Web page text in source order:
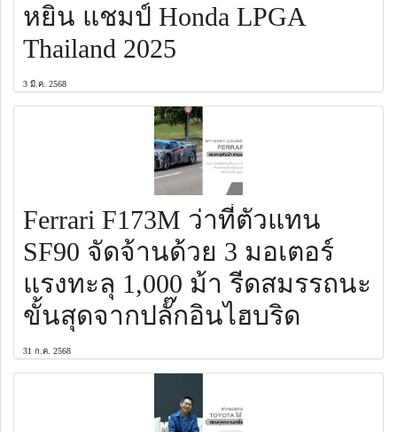
หยิน แชมป์ Honda LPGA
Thailand 2025
3 มี.ค. 2568
Ferrari F173M ว่าที่ตัวแทน
SF90 จัดจ้านด้วย 3 มอเตอร์
แรงทะลุ 1,000 ม้า รีดสมรรถนะ
ขั้นสุดจากปลั๊กอินไฮบริด
31 ก.ค. 2568